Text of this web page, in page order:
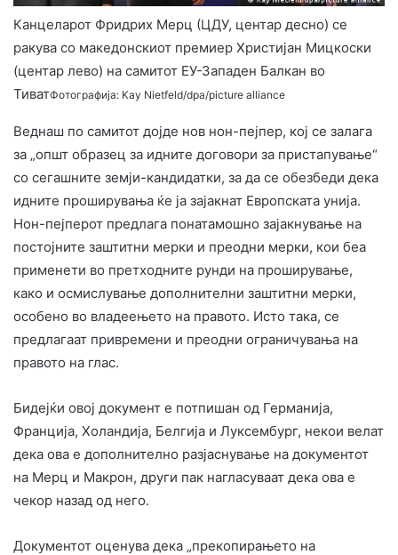
Канцеларот Фридрих Мерц (ЦДУ, центар десно) се
ракува со македонскиот премиер Христијан Мицкоски
(центар лево) на самитот ЕУ-Западен Балкан во
ТиватФотографија: Kay Nietfeld/dpa/picture alliance
Веднаш по самитот дојде нов нон-пејпер, кој се залага
за „општ образец за идните договори за пристапување“
со сегашните земји-кандидатки, за да се обезбеди дека
идните проширувања ќе ја зајакнат Европската унија.
Нон-пејперот предлага понатамошно зајакнување на
постојните заштитни мерки и преодни мерки, кои беа
применети во претходните рунди на проширување,
како и осмислување дополнителни заштитни мерки,
особено во владеењето на правото. Исто така, се
предлагаат привремени и преодни ограничувања на
правото на глас.
Бидејќи овој документ е потпишан од Германија,
Франција, Холандија, Белгија и Луксембург, некои велат
дека ова е дополнително разјаснување на документот
на Мерц и Макрон, други пак нагласуваат дека ова е
чекор назад од него.
Документот оценува дека „прекопирањето на